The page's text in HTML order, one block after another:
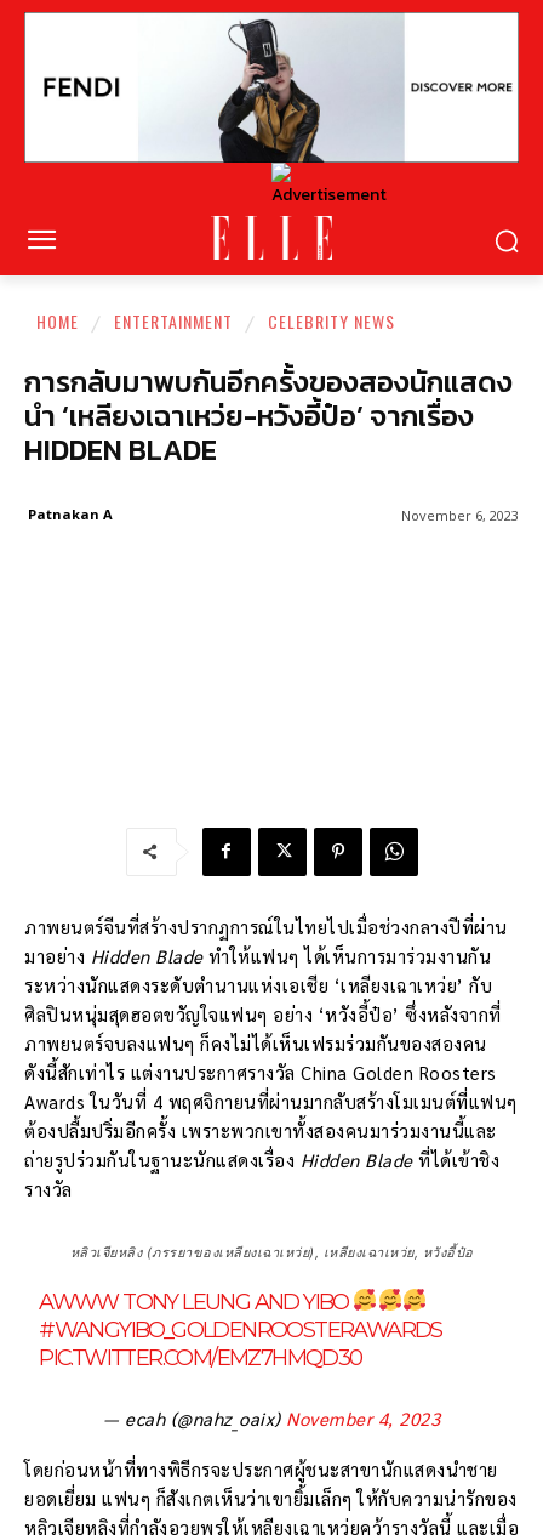
HOME ENTERTAINMENT CELEBRITY NEWS
การกลับมาพบกันอีกครั้งของสองนักแสดง
นำ ‘เหลียงเฉาเหว่ย-หวังอี้ป๋อ’ จากเรื่อง
HIDDEN BLADE
November 6, 2023
Patnakan A
ภาพยนตร์จีนที่สร้างปรากฏการณ์ในไทยไปเมื่อช่วงกลางปีที่ผ่าน
มาอย่าง Hidden Bladeทำให้แฟนๆ ได้เห็นการมาร่วมงานกัน
ระหว่างนักแสดงระดับตำนานแห่งเอเชีย ‘เหลียงเฉาเหว่ย’ กับ
ศิลปินหนุ่มสุดฮอตขวัญใจแฟนๆ อย่าง ‘หวังอี้ป๋อ’ ซึ่งหลังจากที่
ภาพยนตร์จบลงแฟนๆ ก็คงไม่ได้เห็นเฟรมร่วมกันของสองคน
ดังนี้สักเท่าไร แต่งานประกาศรางวัล China Golden Roosters
Awards ในวันที่ 4 พฤศจิกายนที่ผ่านมากลับสร้างโมเมนต์ที่แฟนๆ
ต้องปลื้มปริ่มอีกครั้ง เพราะพวกเขาทั้งสองคนมาร่วมงานนี้และ
ถ่ายรูปร่วมกันในฐานะนักแสดงเรื่อง Hidden Bladeที่ได้เข้าชิง
รางวัล
หลิวเจียหลิง (ภรรยาของเหลียงเฉาเหว่ย), เหลียงเฉาเหว่ย, หวังอี้ป๋อ
AWWW TONY LEUNG AND YIBO
#WANGYIBO_GOLDENROOSTERAWARDS
PIC.TWITTER.COM/EMZ7HMQD30
— ecah (@nahz_oaix) November 4, 2023
โดยก่อนหน้าที่ทางพิธีกรจะประกาศผู้ชนะสาขานักแสดงนำชาย
ยอดเยี่ยม แฟนๆ ก็สังเกตเห็นว่าเขายิ้มเล็กๆ ให้กับความน่ารักของ
หลิวเจียหลิงที่กำลังอวยพรให้เหลียงเฉาเหว่ยคว้ารางวัลนี้ และเมื่อ